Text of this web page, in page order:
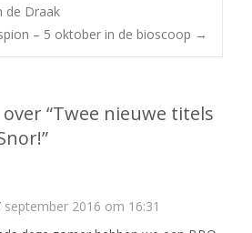
de Draak
– 5 oktober in de bioscoop →
“Twee nieuwe titels
”
september 2016 om 16:31